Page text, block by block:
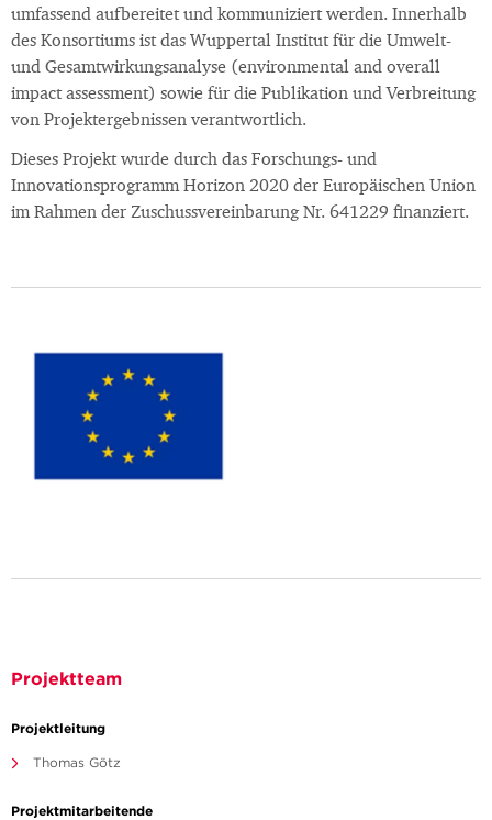
umfassend aufbereitet und kommuniziert werden. Innerhalb
des Konsortiums ist das Wuppertal Institut für die Umwelt-
und Gesamtwirkungsanalyse (environmental and overall
impact assessment) sowie für die Publikation und Verbreitung
von Projektergebnissen verantwortlich.
Dieses Projekt wurde durch das Forschungs- und
Innovationsprogramm Horizon 2020 der Europäischen Union
im Rahmen der Zuschussvereinbarung Nr. 641229 finanziert.
Projektteam
Projektleitung
Thomas Götz
Projektmitarbeitende